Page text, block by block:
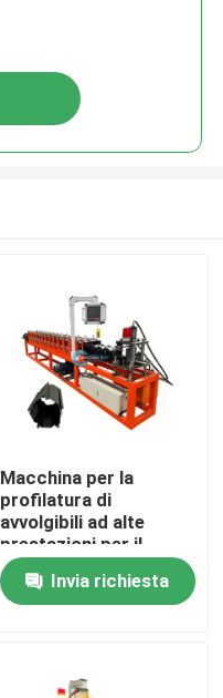
Macchina per la
profilatura di
avvolgibili ad alte
prestazioni per il
controllo accessi
Invia richiesta